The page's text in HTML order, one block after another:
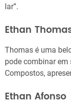
lar”.
Ethan
Thomas é uma
pode combinar em
Compostos,
Ethan Afonso